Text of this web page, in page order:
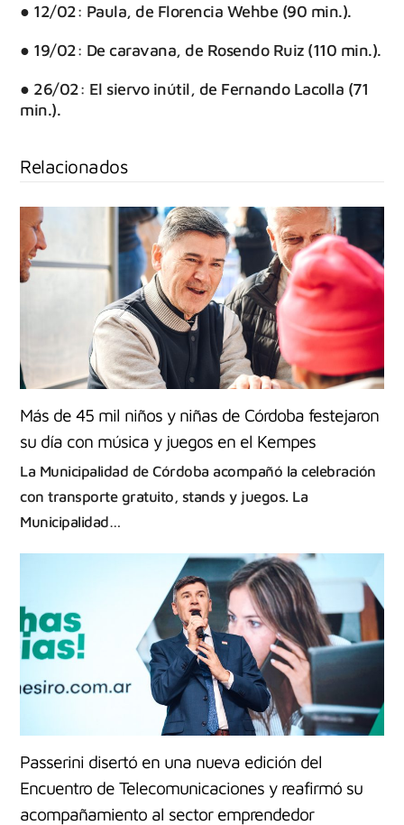
● 12/02: Paula, de Florencia Wehbe (90 min.).
● 19/02: De caravana, de Rosendo Ruiz (110 min.).
● 26/02: El siervo inútil, de Fernando Lacolla (71
min.).
Relacionados
Más de 45 mil niños y niñas de Córdoba festejaron
su día con música y juegos en el Kempes
La Municipalidad de Córdoba acompañó la celebración
con transporte gratuito, stands y juegos. La
Municipalidad…
Passerini disertó en una nueva edición del
Encuentro de Telecomunicaciones y reafirmó su
acompañamiento al sector emprendedor